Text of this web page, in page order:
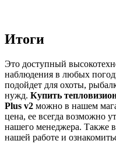
Итоги
Это доступный
наблюдения в любых
подойдет для охоты,
нужд. Купить
Plus v2 можно в нашем
цена, ее всегда возможно
нашего менеджера. Также
нашей работе и